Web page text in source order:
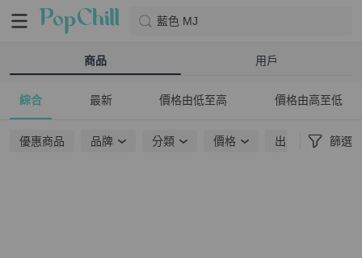
藍色 MJ
商品 用戶
綜合 最新 價格由低至高 價格由高至低
優惠商品 品牌 分類 價格 出貨地點 篩選